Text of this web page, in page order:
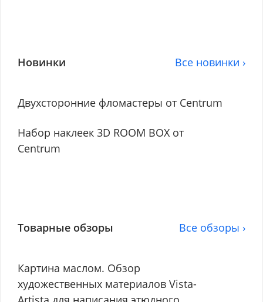
Новинки Все новинки ›
Двухсторонние фломастеры от Centrum
Набор наклеек 3D ROOM BOX от
Centrum
Товарные обзоры Все обзоры ›
Картина маслом. Обзор
художественных материалов Vista-